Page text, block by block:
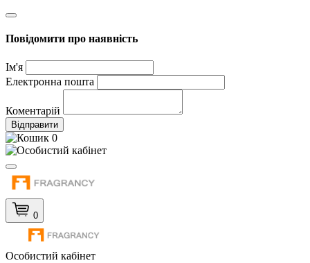
Повідомити про наявність
Ім'я
Електронна пошта
Коментарій
Відправити
0
0
Особистий кабінет